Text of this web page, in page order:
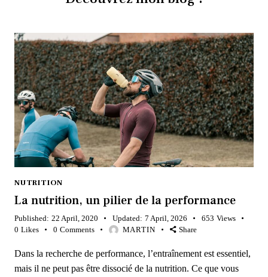
NUTRITION
La nutrition, un pilier de la performance
Published: 22 April, 2020 Updated: 7 April, 2026 653 Views
0 Likes 0 Comments MARTIN Share
Dans la recherche de performance, l’entraînement est essentiel,
mais il ne peut pas être dissocié de la nutrition. Ce que vous